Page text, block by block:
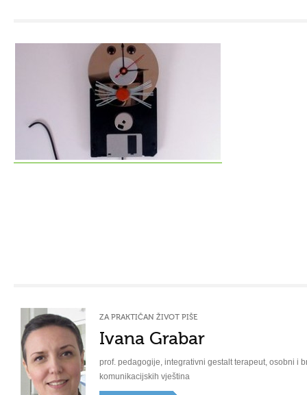
ZA PRAKTIČAN ŽIVOT PIŠE
Ivana Grabar
prof. pedagogije, integrativni gestalt terapeut, osobni i
komunikacijskih vještina